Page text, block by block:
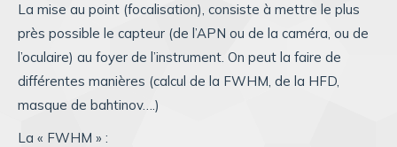
La mise au point (focalisation), consiste à mettre le plus
près possible le capteur (de l’APN ou de la caméra, ou de
l’oculaire) au foyer de l’instrument. On peut la faire de
différentes manières (calcul de la FWHM, de la HFD,
masque de bahtinov….)
La « FWHM » :